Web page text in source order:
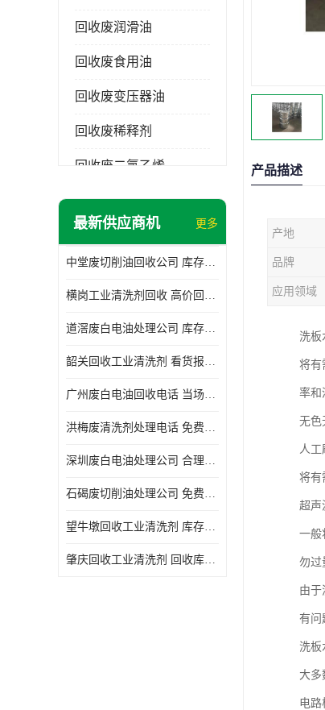
回收废润滑油
回收废食用油
回收废变压器油
回收废稀释剂
回收废二氯乙烯
回收废清洗剂
回收废三氯乙烯
回收废清洗液
最新供应商机 更多
中堂废切削油回收公司 库存积压回收 义乌市永峰贸易商行
横岗工业清洗剂回收 高价回收 量大量小均可
道滘废白电油处理公司 库存积压回收 量大量小均可
韶关回收工业清洗剂 看货报价 欢迎电话咨询
广州废白电油回收电话 当场结算 现款结算
洪梅废清洗剂处理电话 免费估价 大量尾货回收
深圳废白电油处理公司 合理估价 上门评估报价
石碣废切削油处理公司 免费估价 量大量小均可
望牛墩回收工业清洗剂 库存积压回收 大量尾货回收
肇庆回收工业清洗剂 回收库存 量大量小均可
产品描述
产地
品牌
应用领域
洗板
将有
率和
无色
人工
将有
超声
一般
勿过
由于
有问
洗板
大多
电路